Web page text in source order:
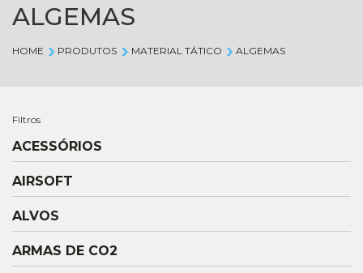
ALGEMAS
HOME PRODUTOS MATERIAL TÁTICO ALGEMAS
Filtros
ACESSÓRIOS
AIRSOFT
ALVOS
ARMAS DE CO2